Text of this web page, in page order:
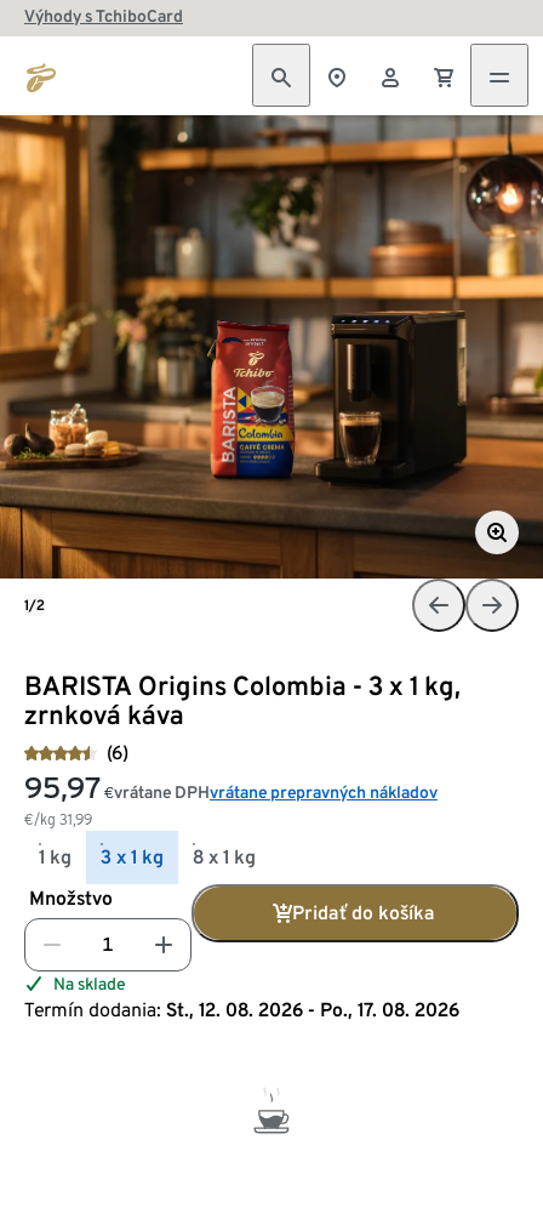
Výhody s TchiboCard
BARISTA Origins Colombia - 3 x 1 kg,
zrnková káva
(6)
95,97 €
€/kg 31,99
vrátane DPHvrátane prepravných nákladov
1 kg 3 x 1 kg
8 x 1 kg
Množstvo
Pridať do košíka
Na sklade
Termín dodania: St., 12. 08. 2026 - Po., 17. 08. 2026
1/2